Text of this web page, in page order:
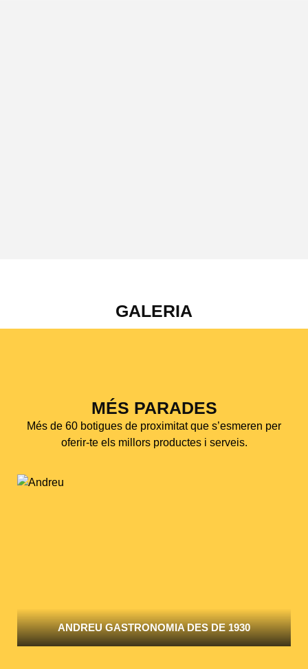
GALERIA
MÉS PARADES
Més de 60 botigues de proximitat que s’esmeren per
oferir-te els millors productes i serveis.
ANDREU GASTRONOMIA DES DE 1930